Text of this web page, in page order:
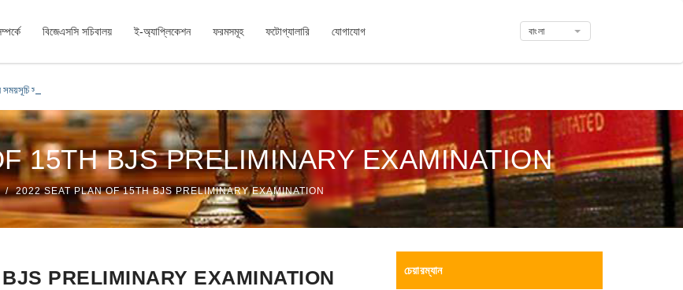
বিজেএসসি সচিবালয় ই-অ্যাপ্লিকেশন ফরমসমূহ ফটোগ্যালারি যোগাযোগ বাংলা
সংক্রান্ত বিজ্ঞপ্তি
15TH BJS PRELIMINARY EXAMINATION
2022 SEAT PLAN OF 15TH BJS PRELIMINARY EXAMINATION
PRELIMINARY EXAMINATION চেয়ারম্যান